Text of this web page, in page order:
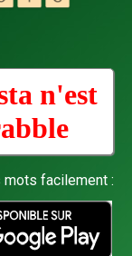
n'est
facilement :